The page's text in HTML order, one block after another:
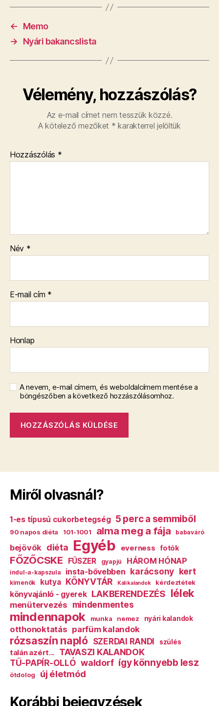
←
Memo
→
Nyári bakancslista
Vélemény, hozzászólás?
Az e-mail címet nem tesszük közzé.
A kötelező mezőket * karakterrel jelöltük
Hozzászólás *
Név *
E-mail cím *
Honlap
A nevem, e-mail címem, és weboldalcímem mentése a
böngészőben a következő hozzászólásomhoz.
Miről olvasnál?
1-es típusú cukorbetegség 5 perc a semmiből
90 napos diéta 101-1001 alma meg a fája babaváró
bejövők diéta Egyéb everness fotók
FŐZŐCSKE FŰSZER gyapjú HÁROM HÓNAP
indul-a-kapszula insta-bővebben karácsony kert
kimenők kutya KÖNYVTÁR Káli kalandok kérdeztétek
könyvajánló - gyerek LAKBERENDEZÉS lélek
menütervezés mindenmentes
mindennapok munka nemez nyári kalandok
otthonoktatás parfüm kalandok
rózsaszín napló SZERDAI RANDI szülés
talán azért...
TAVASZI KALANDOK
TŰ-PAPÍR-OLLÓ waldorf így könnyebb lesz
ötdolog új életmód
Korábbi bejegyzések